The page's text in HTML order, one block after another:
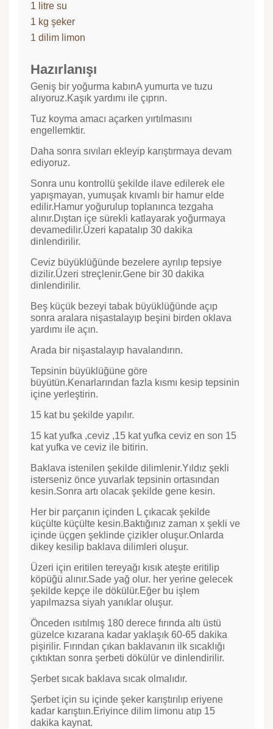
1 litre su
1 kg şeker
1 dilim limon
Hazırlanışı
Geniş bir yoğurma kabınA yumurta ve tuzu
alıyoruz.Kaşık yardımı ile çıprın.
Tuz koyma amacı açarken yırtılmasını
engellemktir.
Daha sonra sıvıları ekleyip karıştırmaya devam
ediyoruz.
Sonra unu kontrollü şekilde ilave edilerek ele
yapışmayan, yumuşak kıvamlı bir hamur elde
edilir.Hamur yoğurulup toplanınca tezgaha
alınır.Dıştan içe sürekli katlayarak yoğurmaya
devamedilir.Üzeri kapatalıp 30 dakika
dinlendirilir.
Ceviz büyüklüğünde bezelere ayrılıp tepsiye
dizilir.Üzeri streçlenir.Gene bir 30 dakika
dinlendirilir.
Beş küçük bezeyi tabak büyüklüğünde açıp
sonra aralara nişastalayıp beşini birden oklava
yardımı ile açın.
Arada bir nişastalayıp havalandırın.
Tepsinin büyüklüğüne göre
büyütün.Kenarlarından fazla kısmı kesip tepsinin
içine yerleştirin.
15 kat bu şekilde yapılır.
15 kat yufka ,ceviz ,15 kat yufka ceviz en son 15
kat yufka ve ceviz ile bitirin.
Baklava istenilen şekilde dilimlenir.Yıldız şekli
isterseniz önce yuvarlak tepsinin ortasından
kesin.Sonra artı olacak şekilde gene kesin.
Her bir parçanın içinden L çıkacak şekilde
küçülte küçülte kesin.Baktığınız zaman x şekli ve
içinde üçgen şeklinde çizikler oluşur.Onlarda
dikey kesilip baklava dilimleri oluşur.
Üzeri için eritilen tereyağı kısık ateşte eritilip
köpüğü alınır.Sade yağ olur. her yerine gelecek
şekilde kepçe ile dökülür.Eğer bu işlem
yapılmazsa siyah yanıklar oluşur.
Önceden ısıtılmış 180 derece fırında altı üstü
güzelce kızarana kadar yaklaşık 60-65 dakika
pişirilir. Fırından çıkan baklavanın ilk sıcaklığı
çıktıktan sonra şerbeti dökülür ve dinlendirilir.
Şerbet sıcak baklava sıcak olmalıdır.
Şerbet için su içinde şeker karıştırılıp eriyene
kadar karıştıın.Eriyince dilim limonu atıp 15
dakika kaynat.